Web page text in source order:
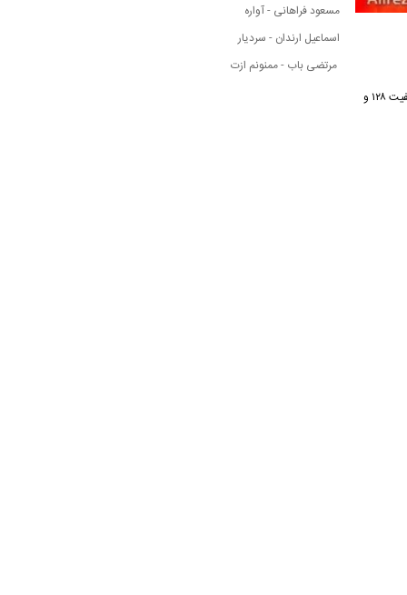
برای مشاهده متن آهنگ خیالت تخت از علیرضا روزگار و دانلود این آهنگ از لینک مستقیم نکست وان با کیفیت ۱۲۸ و
مسعود فراهانی - آواره
اسماعیل ارندان - سردیار
مرتضی باب - ممنونم ازت